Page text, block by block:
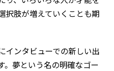
択肢が増えていくことも期
インタビューでの新しい出
。夢という名の明確なゴー